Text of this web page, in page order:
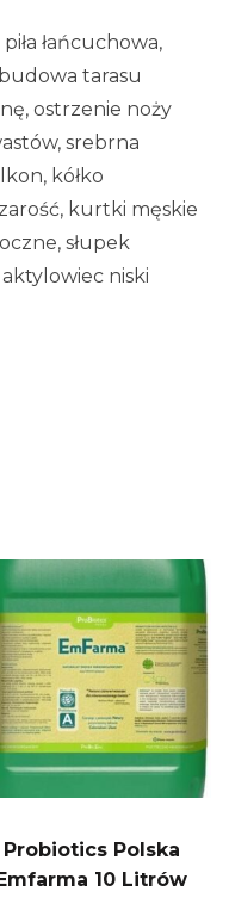
łańcuchowa,
tarasu
ostrzenie noży
srebrna
kółko
kurtki męskie
słupek
niski
Probiotics Polska
10 Litrów